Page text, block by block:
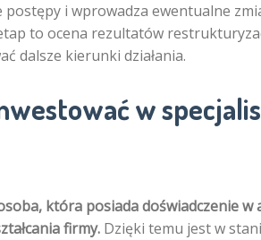
i wprowadza ewentualne
to ocena rezultatów
dalsze kierunki działania.
w
która posiada doświadczenie
firmy. Dzięki temu jest w